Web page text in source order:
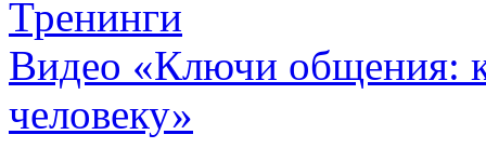
Тренинги
Видео «Ключи общения:
человеку»